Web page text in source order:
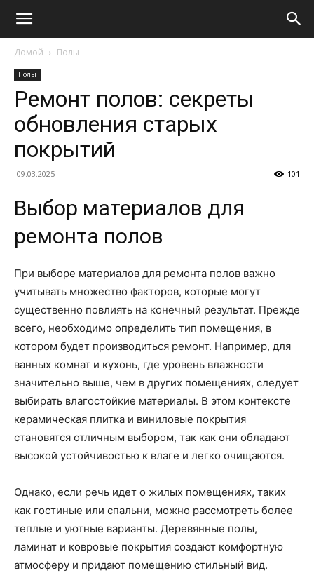
Домой Полы
Полы
Ремонт полов: секреты
обновления старых
покрытий
09.03.2025 101
Выбор материалов для
ремонта полов
При выборе материалов для ремонта полов важно
учитывать множество факторов, которые могут
существенно повлиять на конечный результат. Прежде
всего, необходимо определить тип помещения, в
котором будет производиться ремонт. Например, для
ванных комнат и кухонь, где уровень влажности
значительно выше, чем в других помещениях, следует
выбирать влагостойкие материалы. В этом контексте
керамическая плитка и виниловые покрытия
становятся отличным выбором, так как они обладают
высокой устойчивостью к влаге и легко очищаются.
Однако, если речь идет о жилых помещениях, таких
как гостиные или спальни, можно рассмотреть более
теплые и уютные варианты. Деревянные полы,
ламинат и ковровые покрытия создают комфортную
атмосферу и придают помещению стильный вид.